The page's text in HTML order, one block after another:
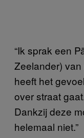
“Ik sprak een
Zeelander)
heeft het
over straat
Dankzij deze
helemaal niet.”